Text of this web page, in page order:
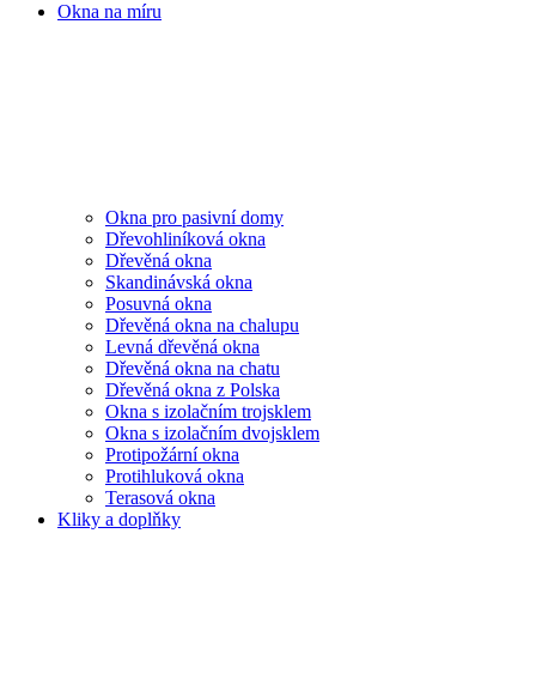
Okna na míru
Okna pro pasivní domy
Dřevohliníková okna
Dřevěná okna
Skandinávská okna
Posuvná okna
Dřevěná okna na chalupu
Levná dřevěná okna
Dřevěná okna na chatu
Dřevěná okna z Polska
Okna s izolačním trojsklem
Okna s izolačním dvojsklem
Protipožární okna
Protihluková okna
Terasová okna
Kliky a doplňky